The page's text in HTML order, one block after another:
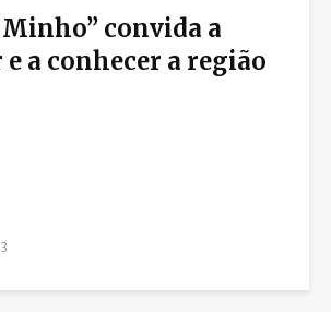
convida a
a conhecer a região